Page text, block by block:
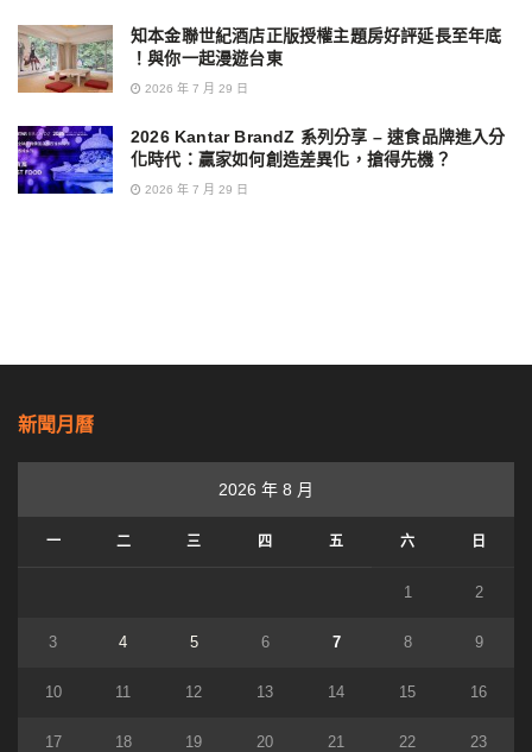
知本金聯世紀酒店正版授權主題房好評延長至年底
！與你一起漫遊台東
2026 年 7 月 29 日
2026 Kantar BrandZ 系列分享 – 速食品牌進入分
化時代：贏家如何創造差異化，搶得先機？
2026 年 7 月 29 日
新聞月曆
2026 年 8 月
一 二 三 四 五 六 日
1 2
3 4 5 6 7 8 9
10 11 12 13 14 15 16
17 18 19 20 21 22 23